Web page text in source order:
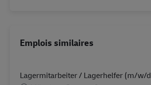
Emplois similaires
Lagermitarbeiter / Lagerhelfer (m/w/